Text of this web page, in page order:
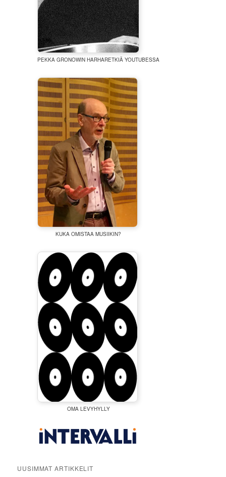
PEKKA GRONOWIN HARHARETKIÄ YOUTUBESSA
KUKA OMISTAA MUSIIKIN?
OMA LEVYHYLLY
UUSIMMAT ARTIKKELIT